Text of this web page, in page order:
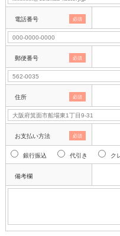
電話番号 必須
郵便番号 必須
住所 必須
お支払い方法 必須
銀行振込 代引き ク
備考欄